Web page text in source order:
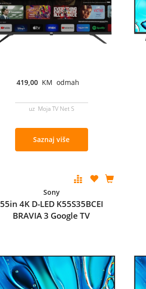
419,00 KM odmah
uz Moja TV Net S
Saznaj više
Sony
55in 4K D-LED K55S35BCEI
BRAVIA 3 Google TV